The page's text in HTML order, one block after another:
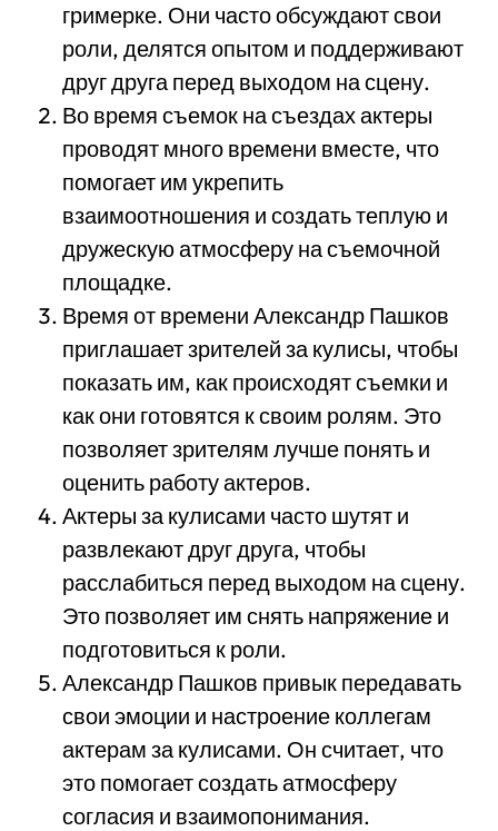
гримерке. Они часто обсуждают свои
роли, делятся опытом и поддерживают
друг друга перед выходом на сцену.
Во время съемок на съездах актеры
проводят много времени вместе, что
помогает им укрепить
взаимоотношения и создать теплую и
дружескую атмосферу на съемочной
площадке.
Время от времени Александр Пашков
приглашает зрителей за кулисы, чтобы
показать им, как происходят съемки и
как они готовятся к своим ролям. Это
позволяет зрителям лучше понять и
оценить работу актеров.
Актеры за кулисами часто шутят и
развлекают друг друга, чтобы
расслабиться перед выходом на сцену.
Это позволяет им снять напряжение и
подготовиться к роли.
Александр Пашков привык передавать
свои эмоции и настроение коллегам
актерам за кулисами. Он считает, что
это помогает создать атмосферу
согласия и взаимопонимания.